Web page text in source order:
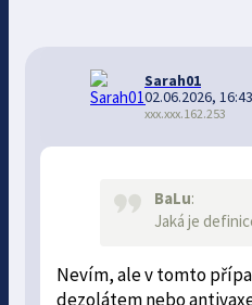
Sarah01
02.06.2026,
xxx.xxx.162.253
BaLu:
Jaká je
Nevím, ale v tomto
dezolátem nebo